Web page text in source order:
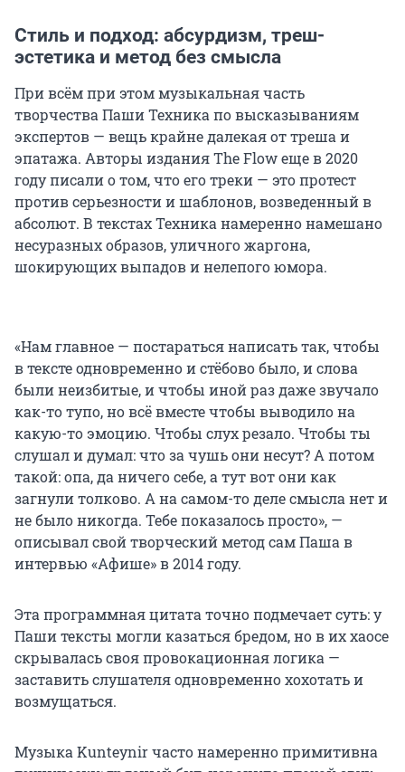
Стиль и подход: абсурдизм, треш-
эстетика и метод без смысла
При всём при этом музыкальная часть
творчества Паши Техника по высказываниям
экспертов — вещь крайне далекая от треша и
эпатажа. Авторы издания The Flow еще в 2020
году писали о том, что его треки — это протест
против серьезности и шаблонов, возведенный в
абсолют. В текстах Техника намеренно намешано
несуразных образов, уличного жаргона,
шокирующих выпадов и нелепого юмора.
«Нам главное — постараться написать так, чтобы
в тексте одновременно и стёбово было, и слова
были неизбитые, и чтобы иной раз даже звучало
как-то тупо, но всё вместе чтобы выводило на
какую-то эмоцию. Чтобы слух резало. Чтобы ты
слушал и думал: что за чушь они несут? А потом
такой: опа, да ничего себе, а тут вот они как
загнули толково. А на самом-то деле смысла нет и
не было никогда. Тебе показалось просто», —
описывал свой творческий метод сам Паша в
интервью «Афише» в 2014 году.
Эта программная цитата точно подмечает суть: у
Паши тексты могли казаться бредом, но в их хаосе
скрывалась своя провокационная логика —
заставить слушателя одновременно хохотать и
возмущаться.
Музыка Kunteynir часто намеренно примитивна